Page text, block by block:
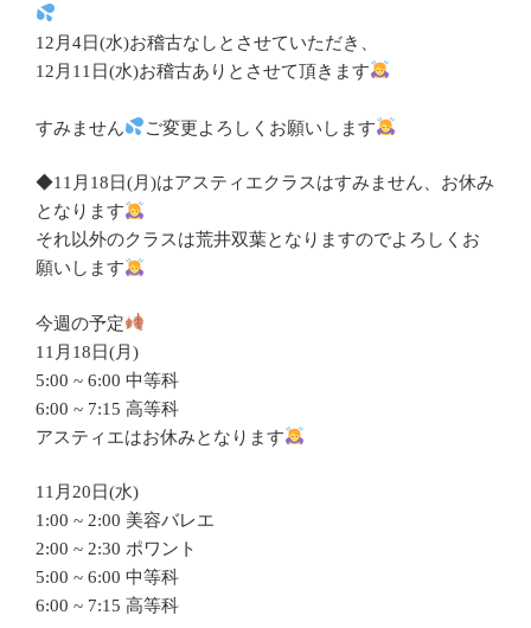
12月4日(水)お稽古なしとさせていただき、
12月11日(水)お稽古ありとさせて頂きます
すみません ご変更よろしくお願いします
◆11月18日(月)はアスティエクラスはすみません、お休み
となります
それ以外のクラスは荒井双葉となりますのでよろしくお
願いします
今週の予定
11月18日(月)
5:00 ~ 6:00 中等科
6:00 ~ 7:15 高等科
アスティエはお休みとなります
11月20日(水)
1:00 ~ 2:00 美容バレエ
2:00 ~ 2:30 ポワント
5:00 ~ 6:00 中等科
6:00 ~ 7:15 高等科